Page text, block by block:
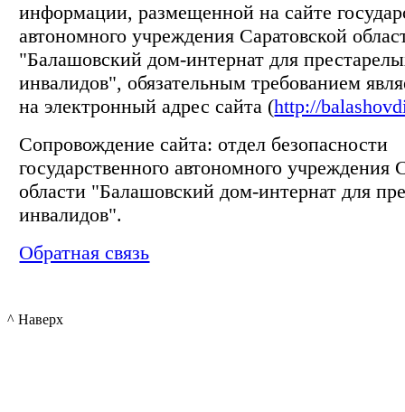
информации, размещенной на сайте
автономного учреждения Саратовской
"Балашовский дом-интернат для
инвалидов", обязательным требованием
на электронный адрес сайта (http://
Сопровождение сайта: отдел безопасности
государственного автономного учреждения
области "Балашовский дом-интернат для
инвалидов".
Обратная связь
^ Наверх